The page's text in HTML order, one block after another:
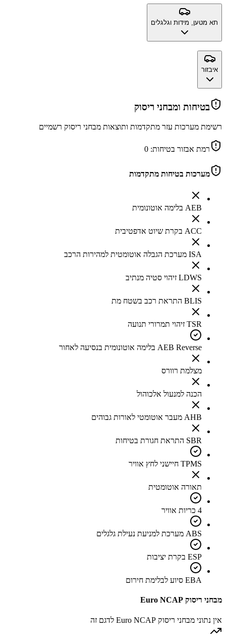
תא מטען, מידות וגלגלים
איבזור
בטיחות ומבחני ריסוק
רשימת מערכות עזר מתקדמות ותוצאות מבחני ריסוק רשמיים
רמת אבזור בטיחות: 0
מערכות בטיחות מתקדמות
AEB בלימה אוטונומית
ACC בקרת שיוט אדפטיבית
ISA מערכת הגבלה אוטומטית למהירות הרכב
LDWS זיהוי סטיה מנתיב
BLIS התראת רכב בשטח מת
TSR זיהוי תמרורי תנועה
AEB Reverse בלימה אוטונומית בנסיעה לאחור
מצלמת רוורס
הכנה למנעול אלכוהול
AHB מעבר אוטומטי לאורות גבוהים
SBR התראת חגורת בטיחות
TPMS חיישני לחץ אוויר
תאורה אוטומטית
4 כריות אוויר
ABS מערכת למניעת נעילת גלגלים
ESP בקרת יציבות
EBA סיוע לבלימת חירום
מבחני ריסוק Euro NCAP
אין נתוני מבחני ריסוק Euro NCAP לדגם זה